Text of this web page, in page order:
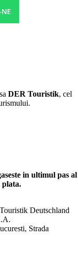
DER Touristik, cel
in ultimul pas al
plata.
Deutschland
Strada